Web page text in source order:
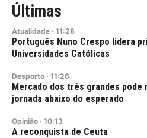
Últimas
Atualidade · 11:28
Português Nuno Crespo lidera
Universidades Católicas
Desporto · 11:26
Mercado dos três grandes pode
jornada abaixo do esperado
Opinião · 10:13
A reconquista de Ceuta